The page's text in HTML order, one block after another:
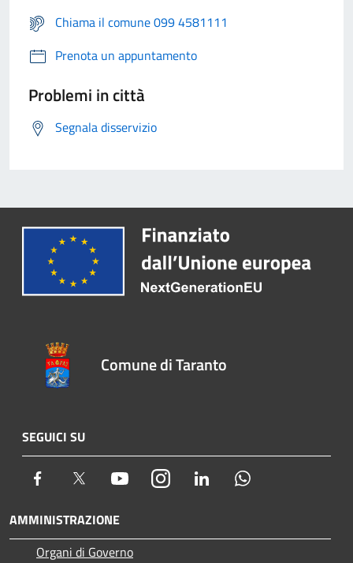
Chiama il comune 099 4581111
Prenota un appuntamento
Problemi in città
Segnala disservizio
Comune di Taranto
SEGUICI SU
Facebook Twitter YoutubeInstagram LinkedIn
AMMINISTRAZIONE
Organi di Governo